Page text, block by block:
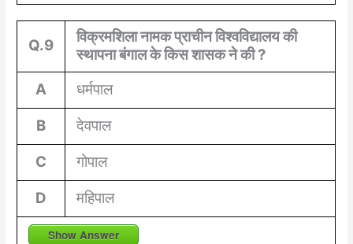
Q.9
विक्रमशिला नामक प्राचीन विश्वविद्यालय की
स्थापना बंगाल के किस शासक ने की ?
A
धर्मपाल
B
देवपाल
C
गोपाल
D
महिपाल
Show Answer